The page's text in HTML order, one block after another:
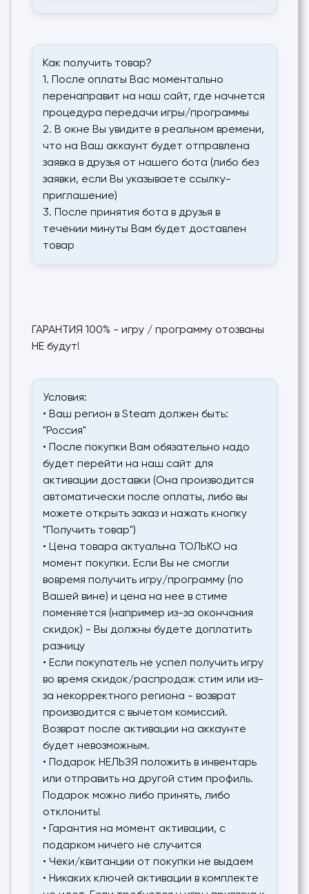
Как получить товар?
1. После оплаты Вас моментально
перенаправит на наш сайт, где начнется
процедура передачи игры/программы
2. В окне Вы увидите в реальном времени,
что на Ваш аккаунт будет отправлена
заявка в друзья от нашего бота (либо без
заявки, если Вы указываете ссылку-
приглашение)
3. После принятия бота в друзья в
течении минуты Вам будет доставлен
товар
ГАРАНТИЯ 100% - игру / программу отозваны
НЕ будут!
Условия:
• Ваш регион в Steam должен быть:
"Россия"
• После покупки Вам обязательно надо
будет перейти на наш сайт для
активации доставки (Она производится
автоматически после оплаты, либо вы
можете открыть заказ и нажать кнопку
"Получить товар")
• Цена товара актуальна ТОЛЬКО на
момент покупки. Если Вы не смогли
вовремя получить игру/программу (по
Вашей вине) и цена на нее в стиме
поменяется (например из-за окончания
скидок) - Вы должны будете доплатить
разницу
• Если покупатель не успел получить игру
во время скидок/распродаж стим или из-
за некорректного региона - возврат
производится с вычетом комиссий.
Возврат после активации на аккаунте
будет невозможным.
• Подарок НЕЛЬЗЯ положить в инвентарь
или отправить на другой стим профиль.
Подарок можно либо принять, либо
отклонить!
• Гарантия на момент активации, с
подарком ничего не случится
• Чеки/квитанции от покупки не выдаем
• Никаких ключей активации в комплекте